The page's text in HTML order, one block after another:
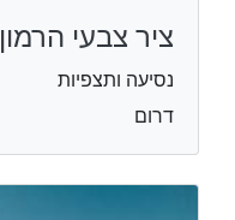
ציר צבעי הרמון
נסיעה ותצפיות
דרום